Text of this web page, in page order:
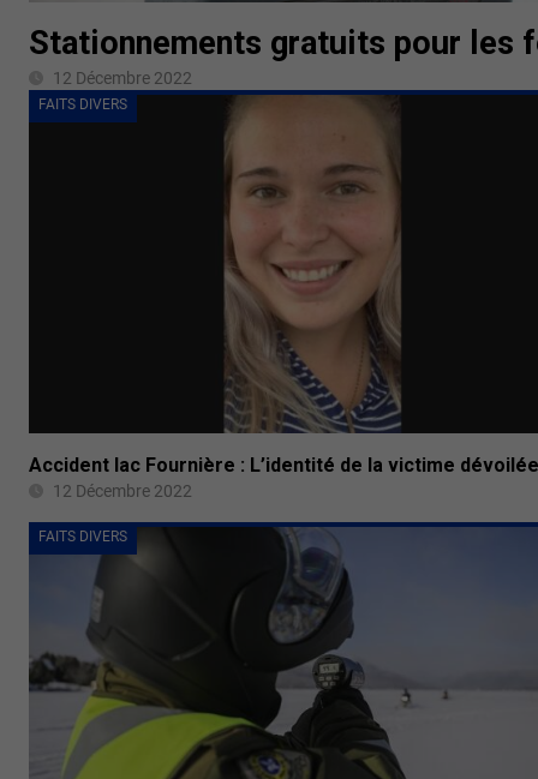
Stationnements gratuits pour les
12 Décembre 2022
FAITS DIVERS
Accident lac Fournière : L’identité de la victime dévoilée
12 Décembre 2022
FAITS DIVERS